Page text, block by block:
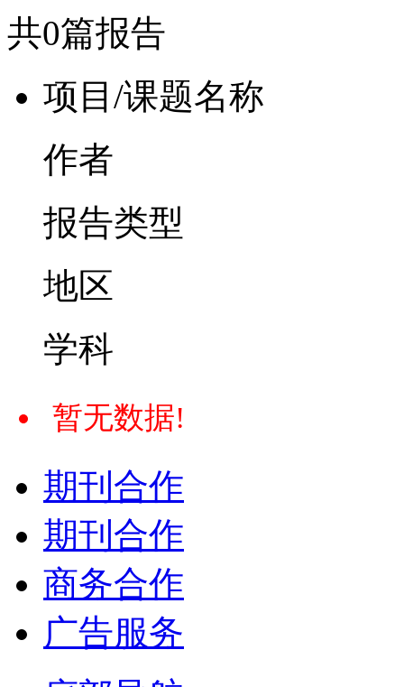
共0篇报告
项目/课题名称
作者
报告类型
地区
学科
暂无数据!
期刊合作
期刊合作
商务合作
广告服务